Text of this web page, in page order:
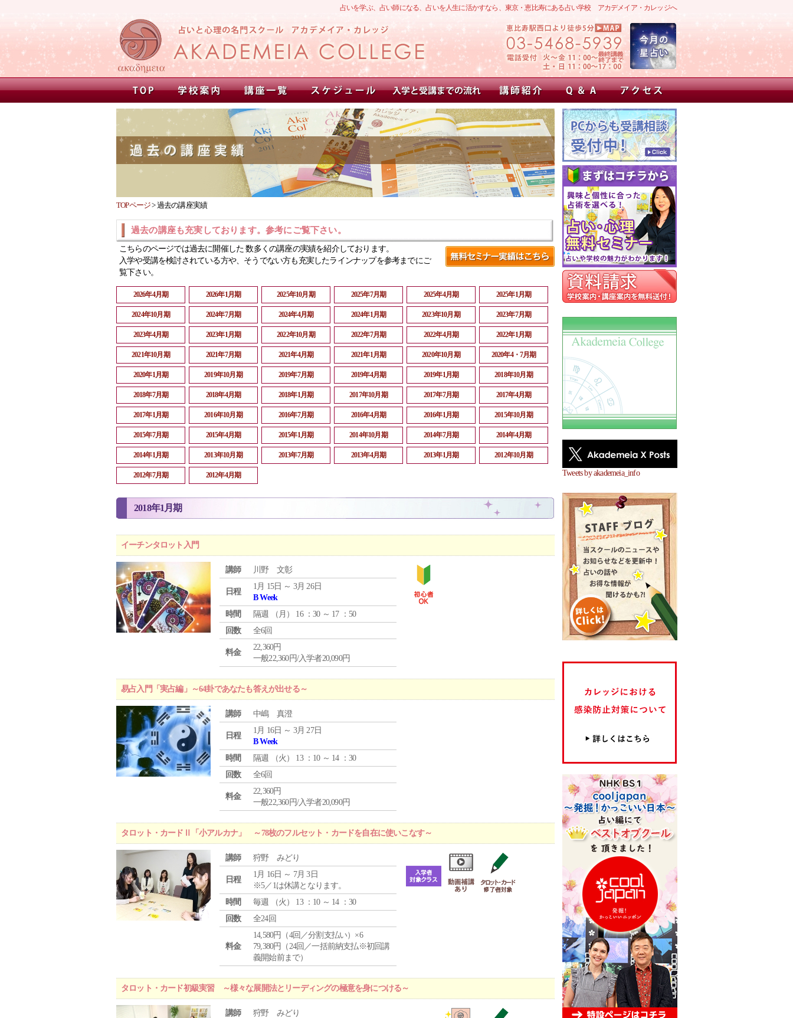
占いを学ぶ、占い師になる、占いを人生に活かすなら、東京・恵比寿にある占い学校 アカデメイア・カレッジへ
Tweets by akademeia_info
TOPページ>過去の講座実績
過去の講座も充実しております。参考にご覧下さい。
こちらのページでは過去に開催した 数多くの講座の実績を紹介しております。
入学や受講を検討されている方や、そうでない方も充実したラインナップを参考までにご
覧下さい。
2026年4月期 2026年1月期 2025年10月期 2025年7月期 2025年4月期 2025年1月期
2024年10月期 2024年7月期 2024年4月期 2024年1月期 2023年10月期 2023年7月期
2023年4月期 2023年1月期 2022年10月期 2022年7月期 2022年4月期 2022年1月期
2021年10月期 2021年7月期 2021年4月期 2021年1月期 2020年10月期 2020年4・7月期
2020年1月期 2019年10月期 2019年7月期 2019年4月期 2019年1月期 2018年10月期
2018年7月期 2018年4月期 2018年1月期 2017年10月期 2017年7月期 2017年4月期
2017年1月期 2016年10月期 2016年7月期 2016年4月期 2016年1月期 2015年10月期
2015年7月期 2015年4月期 2015年1月期 2014年10月期 2014年7月期 2014年4月期
2014年1月期 2013年10月期 2013年7月期 2013年4月期 2013年1月期 2012年10月期
2012年7月期 2012年4月期
2018年1月期
イーチンタロット入門
講師 川野 文彰
日程
1月 15日 ～ 3月 26日
B Week
時間
隔週 （ 月 ） 16 ：30 ～ 17 ：50
回数
全6回
料金
22,360円
一般22,360円/入学者20,090円
易占入門「実占編」～64卦であなたも答えが出せる～
講師 中嶋 真澄
日程
1月 16日 ～ 3月 27日
B Week
時間
隔週 （火 ） 13 ：10 ～ 14 ：30
回数
全6回
料金
22,360円
一般22,360円/入学者20,090円
タロット・カードⅡ「小アルカナ」 ～78枚のフルセット・カードを自在に使いこなす～
講師 狩野 みどり
日程
1月 16日 ～ 7月 3日
※5／1は休講となります。
時間
毎週 （火 ） 13 ：10 ～ 14 ：30
回数
全24回
料金
14,580円（4回／分割支払い）×6
79,380円（24回／一括前納支払※初回講
義開始前まで）
タロット・カード初級実習 ～様々な展開法とリーディングの極意を身につける～
講師
狩野 みどり